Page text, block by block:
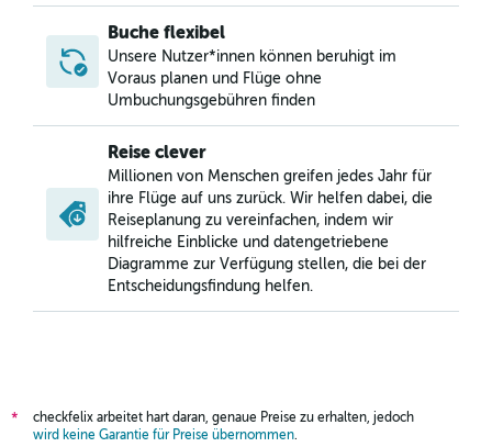
Buche flexibel
Unsere Nutzer*innen können beruhigt im
Voraus planen und Flüge ohne
Umbuchungsgebühren finden
Reise clever
Millionen von Menschen greifen jedes Jahr für
ihre Flüge auf uns zurück. Wir helfen dabei, die
Reiseplanung zu vereinfachen, indem wir
hilfreiche Einblicke und datengetriebene
Diagramme zur Verfügung stellen, die bei der
Entscheidungsfindung helfen.
*
checkfelix arbeitet hart daran, genaue Preise zu erhalten, jedoch
wird keine Garantie für Preise übernommen.